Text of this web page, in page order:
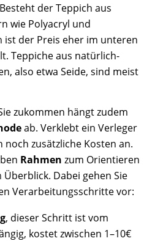
der Teppich aus
wie Polyacryl und
ist der Preis eher im unteren
Teppiche aus natürlich-
also etwa Seide, sind meist
zukommen hängt zudem
ab. Verklebt ein Verleger
noch zusätzliche Kosten an.
Rahmen zum Orientieren
Dabei gehen Sie
Verarbeitungsschritte vor:
, dieser Schritt ist vom
kostet zwischen 1–10€